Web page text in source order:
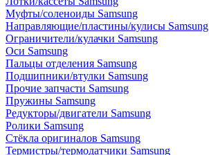
Муфты/соленоиды Samsung
Направляющие/пластины/кулисы Samsung
Ограничители/кулачки Samsung
Оси Samsung
Пальцы отделения Samsung
Подшипники/втулки Samsung
Прочие запчасти Samsung
Пружины Samsung
Редукторы/двигатели Samsung
Ролики Samsung
Стёкла оригиналов Samsung
Термистры/термодатчики Samsung